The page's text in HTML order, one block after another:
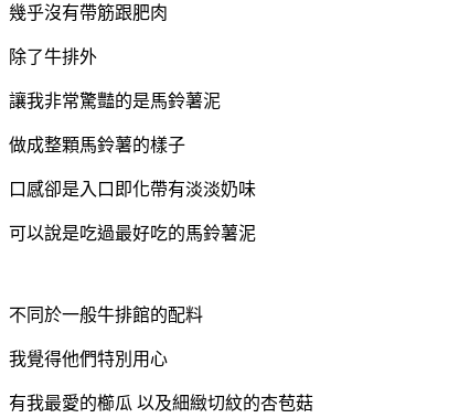
幾乎沒有帶筋跟肥肉
除了牛排外
讓我非常驚豔的是馬鈴薯泥
做成整顆馬鈴薯的樣子
口感卻是入口即化帶有淡淡奶味
可以說是吃過最好吃的馬鈴薯泥
不同於一般牛排館的配料
我覺得他們特別用心
有我最愛的櫛瓜 以及細緻切紋的杏苞菇